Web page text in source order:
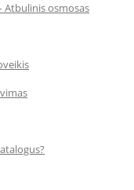
Atbulinis osmosas